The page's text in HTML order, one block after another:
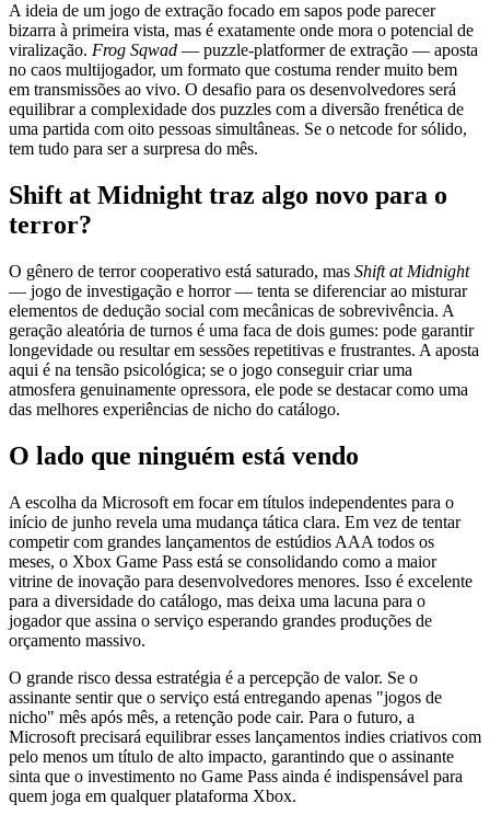
A ideia de um jogo de extração focado em sapos pode parecer
bizarra à primeira vista, mas é exatamente onde mora o potencial de
viralização. Frog Sqwad — puzzle-platformer de extração — aposta
no caos multijogador, um formato que costuma render muito bem
em transmissões ao vivo. O desafio para os desenvolvedores será
equilibrar a complexidade dos puzzles com a diversão frenética de
uma partida com oito pessoas simultâneas. Se o netcode for sólido,
tem tudo para ser a surpresa do mês.
Shift at Midnight traz algo novo para o
terror?
O gênero de terror cooperativo está saturado, mas Shift at Midnight
— jogo de investigação e horror — tenta se diferenciar ao misturar
elementos de dedução social com mecânicas de sobrevivência. A
geração aleatória de turnos é uma faca de dois gumes: pode garantir
longevidade ou resultar em sessões repetitivas e frustrantes. A aposta
aqui é na tensão psicológica; se o jogo conseguir criar uma
atmosfera genuinamente opressora, ele pode se destacar como uma
das melhores experiências de nicho do catálogo.
O lado que ninguém está vendo
A escolha da Microsoft em focar em títulos independentes para o
início de junho revela uma mudança tática clara. Em vez de tentar
competir com grandes lançamentos de estúdios AAA todos os
meses, o Xbox Game Pass está se consolidando como a maior
vitrine de inovação para desenvolvedores menores. Isso é excelente
para a diversidade do catálogo, mas deixa uma lacuna para o
jogador que assina o serviço esperando grandes produções de
orçamento massivo.
O grande risco dessa estratégia é a percepção de valor. Se o
assinante sentir que o serviço está entregando apenas "jogos de
nicho" mês após mês, a retenção pode cair. Para o futuro, a
Microsoft precisará equilibrar esses lançamentos indies criativos com
pelo menos um título de alto impacto, garantindo que o assinante
sinta que o investimento no Game Pass ainda é indispensável para
quem joga em qualquer plataforma Xbox.